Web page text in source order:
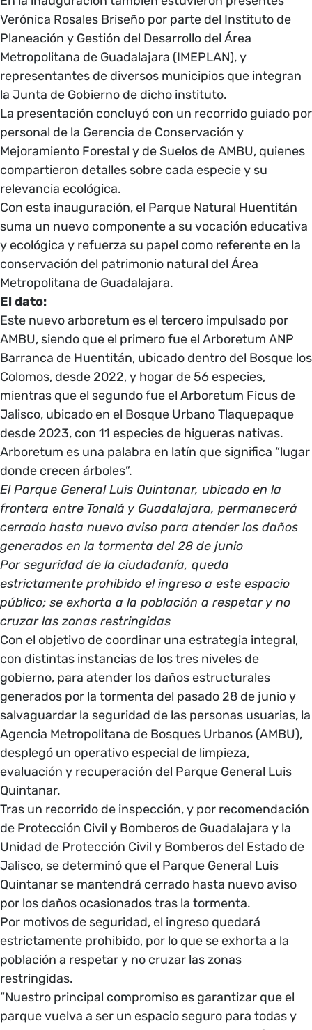
Verónica Rosales Briseño por parte del Instituto de
Planeación y Gestión del Desarrollo del Área
Metropolitana de Guadalajara (IMEPLAN), y
representantes de diversos municipios que integran
la Junta de Gobierno de dicho instituto.
La presentación concluyó con un recorrido guiado por
personal de la Gerencia de Conservación y
Mejoramiento Forestal y de Suelos de AMBU, quienes
compartieron detalles sobre cada especie y su
relevancia ecológica.
Con esta inauguración, el Parque Natural Huentitán
suma un nuevo componente a su vocación educativa
y ecológica y refuerza su papel como referente en la
conservación del patrimonio natural del Área
Metropolitana de Guadalajara.
El dato:
Este nuevo arboretum es el tercero impulsado por
AMBU, siendo que el primero fue el Arboretum ANP
Barranca de Huentitán, ubicado dentro del Bosque los
Colomos, desde 2022, y hogar de 56 especies,
mientras que el segundo fue el Arboretum Ficus de
Jalisco, ubicado en el Bosque Urbano Tlaquepaque
desde 2023, con 11 especies de higueras nativas.
Arboretum es una palabra en latín que significa “lugar
donde crecen árboles”.
El Parque General Luis Quintanar, ubicado en la
frontera entre Tonalá y Guadalajara, permanecerá
cerrado hasta nuevo aviso para atender los daños
generados en la tormenta del 28 de junio
Por seguridad de la ciudadanía, queda
estrictamente prohibido el ingreso a este espacio
público; se exhorta a la población a respetar y no
cruzar las zonas restringidas
Con el objetivo de coordinar una estrategia integral,
con distintas instancias de los tres niveles de
gobierno, para atender los daños estructurales
generados por la tormenta del pasado 28 de junio y
salvaguardar la seguridad de las personas usuarias, la
Agencia Metropolitana de Bosques Urbanos (AMBU),
desplegó un operativo especial de limpieza,
evaluación y recuperación del Parque General Luis
Quintanar.
Tras un recorrido de inspección, y por recomendación
de Protección Civil y Bomberos de Guadalajara y la
Unidad de Protección Civil y Bomberos del Estado de
Jalisco, se determinó que el Parque General Luis
Quintanar se mantendrá cerrado hasta nuevo aviso
por los daños ocasionados tras la tormenta.
Por motivos de seguridad, el ingreso quedará
estrictamente prohibido, por lo que se exhorta a la
población a respetar y no cruzar las zonas
restringidas.
“Nuestro principal compromiso es garantizar que el
parque vuelva a ser un espacio seguro para todas y